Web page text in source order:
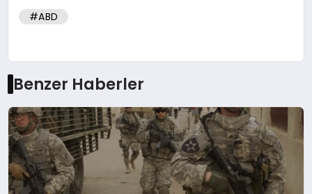
#ABD
Benzer Haberler